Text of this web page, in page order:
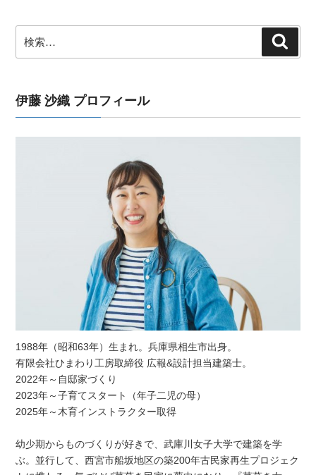
索:
索
伊藤 沙織 プロフィール
1988年（昭和63年）生まれ。兵庫県相生市出身。
有限会社ひまわり工房取締役 広報&設計担当建築士。
2022年～自邸家づくり
2023年～子育てスタート（年子二児の母）
2025年～木育インストラクター取得
幼少期からものづくりが好きで、武庫川女子大学で建築を学
ぶ。並行して、西宮市船坂地区の築200年古民家再生プロジェク